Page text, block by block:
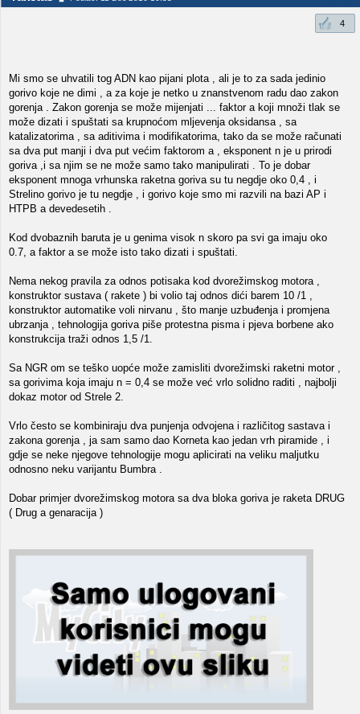
4
Mi smo se uhvatili tog ADN kao pijani plota , ali je to za sada jedinio
gorivo koje ne dimi , a za koje je netko u znanstvenom radu dao zakon
gorenja . Zakon gorenja se može mijenjati ... faktor a koji množi tlak se
može dizati i spuštati sa krupnoćom mljevenja oksidansa , sa
katalizatorima , sa aditivima i modifikatorima, tako da se može računati
sa dva put manji i dva put većim faktorom a , eksponent n je u prirodi
goriva ,i sa njim se ne može samo tako manipulirati . To je dobar
eksponent mnoga vrhunska raketna goriva su tu negdje oko 0,4 , i
Strelino gorivo je tu negdje , i gorivo koje smo mi razvili na bazi AP i
HTPB a devedesetih .
Kod dvobaznih baruta je u genima visok n skoro pa svi ga imaju oko
0.7, a faktor a se može isto tako dizati i spuštati.
Nema nekog pravila za odnos potisaka kod dvorežimskog motora ,
konstruktor sustava ( rakete ) bi volio taj odnos dići barem 10 /1 ,
konstruktor automatike voli nirvanu , što manje uzbuđenja i promjena
ubrzanja , tehnologija goriva piše protestna pisma i pjeva borbene ako
konstrukcija traži odnos 1,5 /1.
Sa NGR om se teško uopće može zamisliti dvorežimski raketni motor ,
sa gorivima koja imaju n = 0,4 se može već vrlo solidno raditi , najbolji
dokaz motor od Strele 2.
Vrlo često se kombiniraju dva punjenja odvojena i različitog sastava i
zakona gorenja , ja sam samo dao Korneta kao jedan vrh piramide , i
gdje se neke njegove tehnologije mogu aplicirati na veliku maljutku
odnosno neku varijantu Bumbra .
Dobar primjer dvorežimskog motora sa dva bloka goriva je raketa DRUG
( Drug a genaracija )